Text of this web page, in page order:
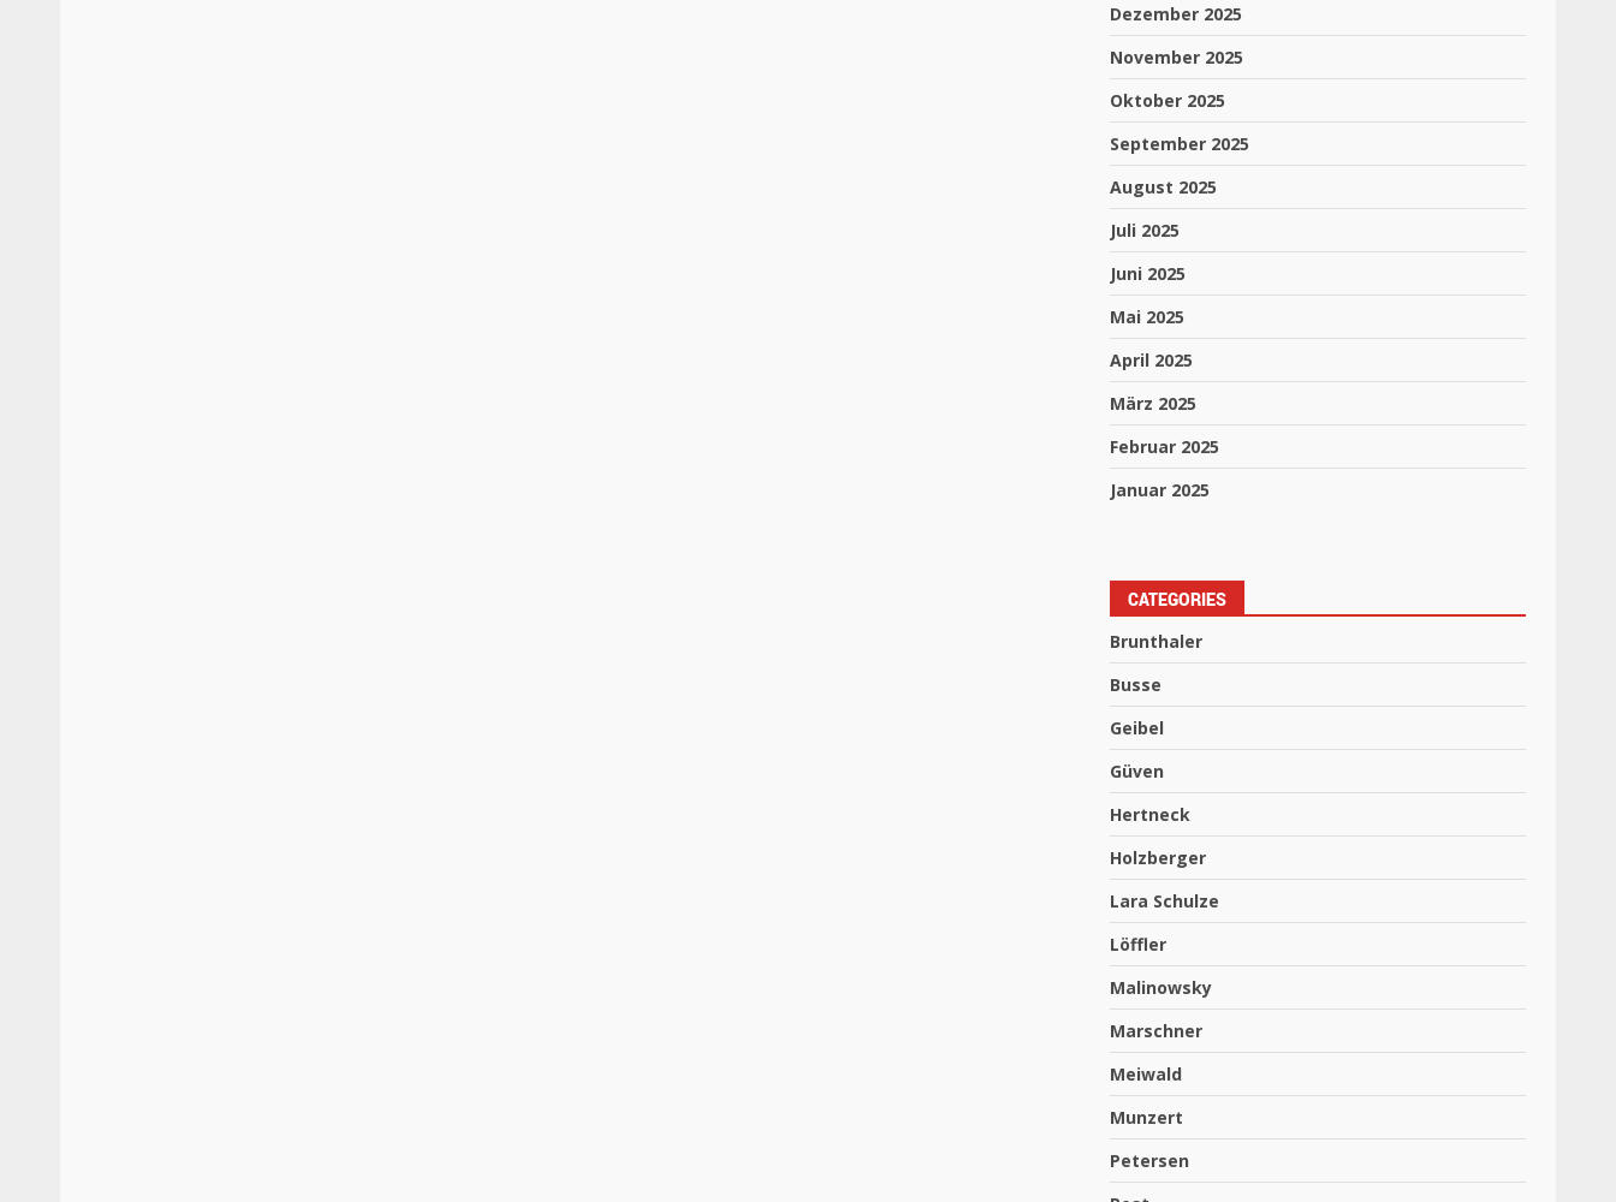
Dezember 2025
November 2025
Oktober 2025
September 2025
August 2025
Juli 2025
Juni 2025
Mai 2025
April 2025
März 2025
Februar 2025
Januar 2025
CATEGORIES
Brunthaler
Busse
Geibel
Güven
Hertneck
Holzberger
Lara Schulze
Löffler
Malinowsky
Marschner
Meiwald
Munzert
Petersen